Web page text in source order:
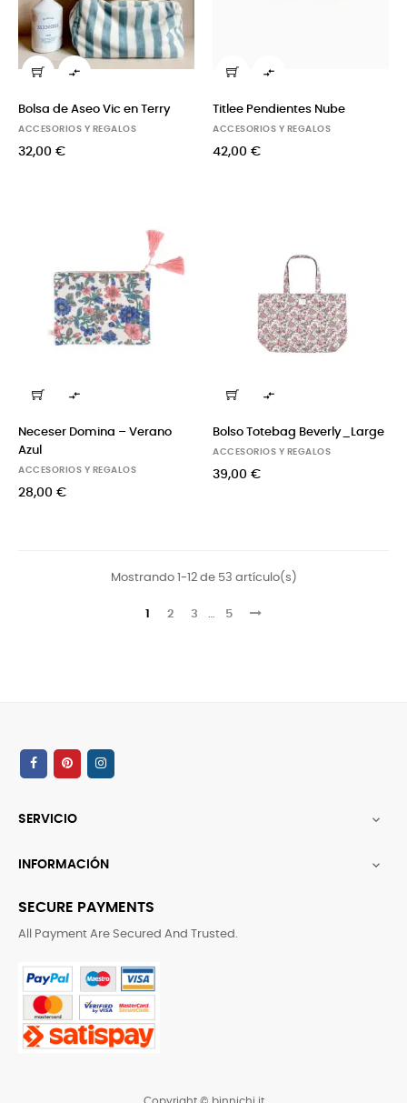

Bolsa de Aseo Vic en Terry
ACCESORIOS Y REGALOS
32,00 €

Titlee Pendientes Nube
ACCESORIOS Y REGALOS
42,00 €

Neceser Domina – Verano
Azul
ACCESORIOS Y REGALOS
28,00 €

Bolso Totebag Beverly_Large
ACCESORIOS Y REGALOS
39,00 €
Mostrando 1-12 de 53 artículo(s)
1 2 3 … 5
SERVICIO 
INFORMACIÓN 
SECURE PAYMENTS
All Payment Are Secured And Trusted.